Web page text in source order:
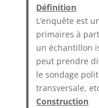
Définition
L’enquête est
primaires à
un échantillon
peut prendre
le sondage
transversale,
Construction